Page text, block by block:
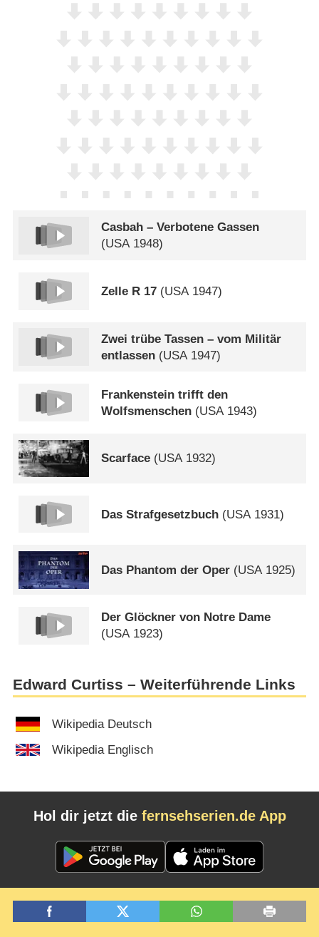
Casbah – Verbotene Gassen
(USA1948)
Zelle R 17 (USA1947)
Zwei trübe Tassen – vom Militär
entlassen (USA 1947)
Frankenstein trifft den
Wolfsmenschen (USA 1943)
Scarface (USA1932)
Das Strafgesetzbuch (USA 1931)
Das Phantom der Oper (USA 1925)
Der Glöckner von Notre Dame
(USA1923)
Edward Curtiss – Weiterführende Links
Wikipedia Deutsch
Wikipedia Englisch
Hol dir jetzt die fernsehserien.de App